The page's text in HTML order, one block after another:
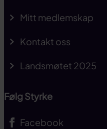
Mitt medlemskap
Kontakt oss
Landsmøtet 2025
Følg Styrke
Facebook